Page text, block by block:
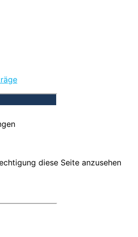
diese Seite anzusehen